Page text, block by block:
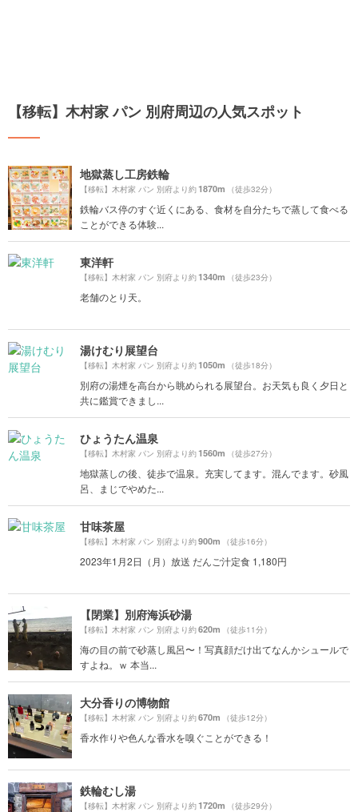
【移転】木村家 パン 別府周辺の人気スポット
地獄蒸し工房鉄輪
【移転】木村家 パン 別府より約1870m （徒歩32分）
鉄輪バス停のすぐ近くにある、食材を自分たちで蒸して食べる
ことができる体験...
東洋軒
【移転】木村家 パン 別府より約1340m （徒歩23分）
老舗のとり天。
湯けむり展望台
【移転】木村家 パン 別府より約1050m （徒歩18分）
別府の湯煙を高台から眺められる展望台。お天気も良く夕日と
共に鑑賞できまし...
ひょうたん温泉
【移転】木村家 パン 別府より約1560m （徒歩27分）
地獄蒸しの後、徒歩で温泉。充実してます。混んでます。砂風
呂、まじでやめた...
甘味茶屋
【移転】木村家 パン 別府より約900m （徒歩16分）
2023年1月2日（月）放送 だんご汁定食 1,180円
【閉業】別府海浜砂湯
【移転】木村家 パン 別府より約620m （徒歩11分）
海の目の前で砂蒸し風呂〜！写真顔だけ出てなんかシュールで
すよね。ｗ 本当...
大分香りの博物館
【移転】木村家 パン 別府より約670m （徒歩12分）
香水作りや色んな香水を嗅ぐことができる！
鉄輪むし湯
【移転】木村家 パン 別府より約1720m （徒歩29分）